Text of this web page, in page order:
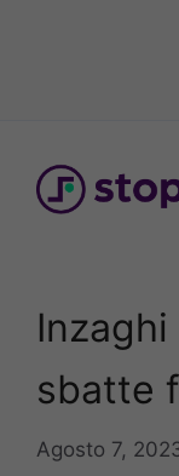
contenuto
sbatte
Agosto 7,